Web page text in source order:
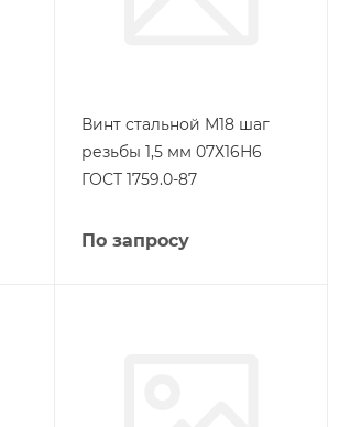
Винт стальной М18 шаг
резьбы 1,5 мм 07Х16Н6
ГОСТ 1759.0-87
По запросу